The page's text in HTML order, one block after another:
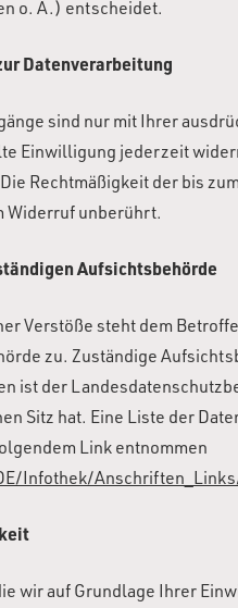
o. Ä.) entscheidet.
Datenverarbeitung
sind nur mit Ihrer
Einwilligung jederzeit
Rechtmäßigkeit der bis
Widerruf unberührt.
Aufsichtsbehörde
Verstöße steht dem
zu. Zuständige
ist der
Sitz hat. Eine Liste der
Link entnommen
Infothek/
wir auf Grundlage Ihrer